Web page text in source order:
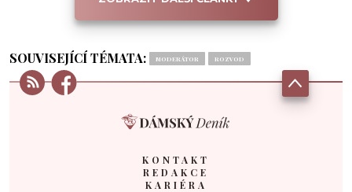
SOUVISEJÍCÍ TÉMATA: MODERÁTOR ROZVOD
KONTAKT
REDAKCE
KARIÉRA